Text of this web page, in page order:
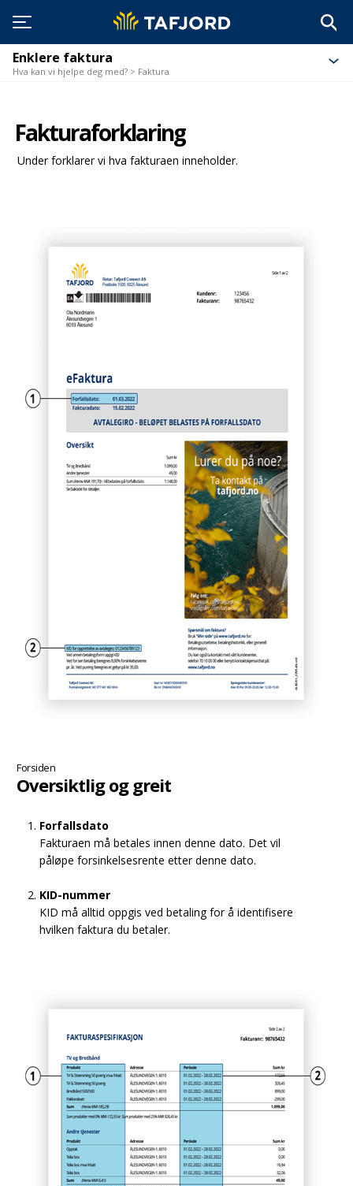
Enklere faktura
Hva kan vi hjelpe deg med? > Faktura
Fakturaforklaring
Under forklarer vi hva fakturaen inneholder.
Forsiden
Oversiktlig og greit
Forfallsdato
Fakturaen må betales innen denne dato. Det vil
påløpe forsinkelsesrente etter denne dato.
KID-nummer
KID må alltid oppgis ved betaling for å identifisere
hvilken faktura du betaler.